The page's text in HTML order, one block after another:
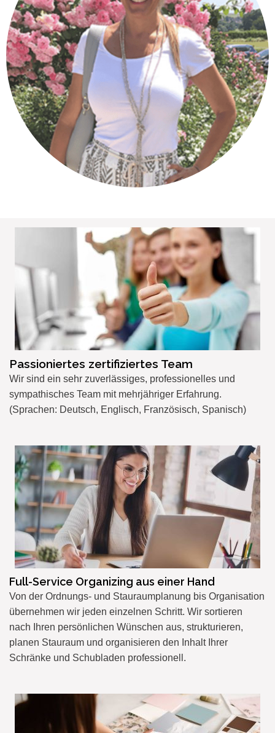
Passioniertes zertifiziertes Team
Wir sind ein sehr zuverlässiges, professionelles und
sympathisches Team mit mehrjähriger Erfahrung.
(Sprachen: Deutsch, Englisch, Französisch, Spanisch)
Full-Service Organizing aus einer Hand
Von der Ordnungs- und Stauraumplanung bis Organisation
übernehmen wir jeden einzelnen Schritt. Wir sortieren
nach Ihren persönlichen Wünschen aus, strukturieren,
planen Stauraum und organisieren den Inhalt Ihrer
Schränke und Schubladen professionell.